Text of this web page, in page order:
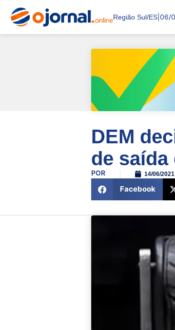
Região Sul/ES 06/
DEM
de saída
POR 14/06/2021
Facebook